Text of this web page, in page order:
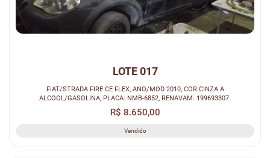
LOTE 017
FIAT/STRADA FIRE CE FLEX, ANO/MOD 2010, COR CINZA A
ALCOOL/GASOLINA, PLACA: NMB-6852, RENAVAM: 199693307.
R$ 8.650,00
Vendido